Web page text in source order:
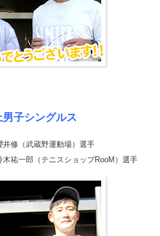
子シングルス
修（武蔵野運動場）選手
木祐一郎（テニスショップRooM）選手